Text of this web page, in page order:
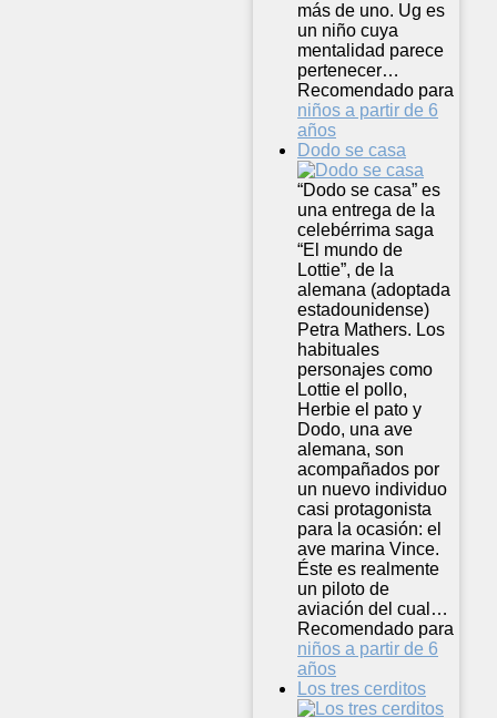
más de uno. Ug es
un niño cuya
mentalidad parece
pertenecer…
Recomendado para
niños a partir de 6
años
Dodo se casa
“Dodo se casa” es
una entrega de la
celebérrima saga
“El mundo de
Lottie”, de la
alemana (adoptada
estadounidense)
Petra Mathers. Los
habituales
personajes como
Lottie el pollo,
Herbie el pato y
Dodo, una ave
alemana, son
acompañados por
un nuevo individuo
casi protagonista
para la ocasión: el
ave marina Vince.
Éste es realmente
un piloto de
aviación del cual…
Recomendado para
niños a partir de 6
años
Los tres cerditos